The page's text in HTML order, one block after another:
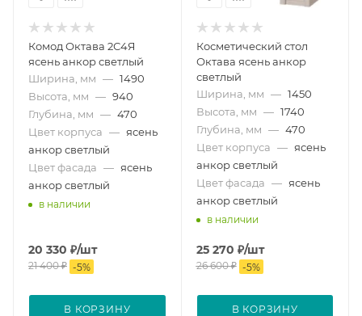
Комод Октава 2С4Я
ясень анкор светлый
Ширина, мм — 1490
Высота, мм — 940
Глубина, мм — 470
Цвет корпуса — ясень
анкор светлый
Цвет фасада — ясень
анкор светлый
в наличии
20 330 ₽/шт
21 400₽ -5%
В КОРЗИНУ
Косметический стол
Октава ясень анкор
светлый
Ширина, мм — 1450
Высота, мм — 1740
Глубина, мм — 470
Цвет корпуса — ясень
анкор светлый
Цвет фасада — ясень
анкор светлый
в наличии
25 270 ₽/шт
26 600₽ -5%
В КОРЗИНУ